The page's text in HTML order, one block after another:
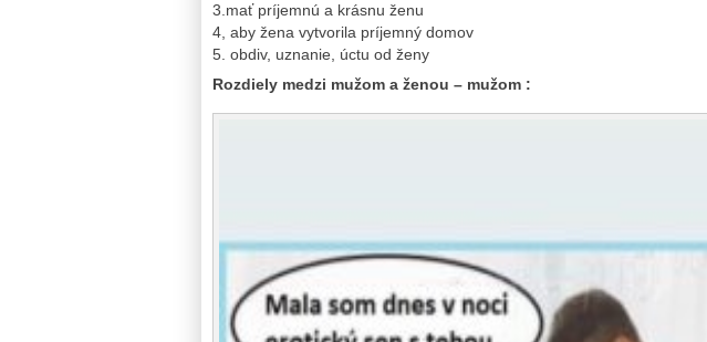
3.mať príjemnú a krásnu ženu
4, aby žena vytvorila príjemný domov
5. obdiv, uznanie, úctu od ženy
Rozdiely medzi mužom a ženou – mužom :